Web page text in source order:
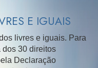
E IGUAIS
livres e iguais. Para
30 direitos
Declaração